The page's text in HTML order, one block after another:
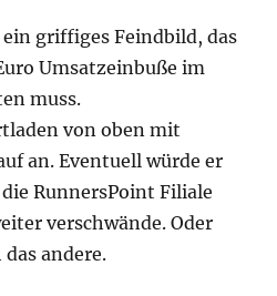
griffiges Feindbild, das
Umsatzeinbuße im
muss.
von oben mit
an. Eventuell würde er
RunnersPoint Filiale
verschwände. Oder
andere.